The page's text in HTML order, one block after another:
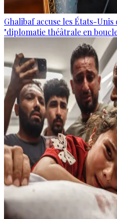
Ghalibaf accuse les États-
"diplomatie théâtrale en